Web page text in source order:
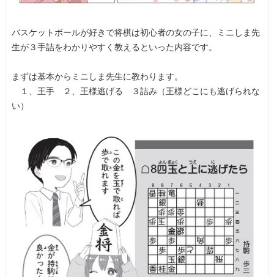
バスケットボールが好きで将棋は初心者の女の子に、ミニしま先
生が３手詰をわかりやすく教えるといった内容です。
まずは基本からミニしま先生に教わります。
１、王手 ２、王様逃げる ３詰み（王様どこにも逃げられな
い）